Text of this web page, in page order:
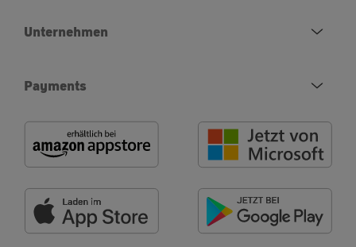
Unternehmen
Payments